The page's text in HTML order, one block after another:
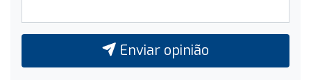
Enviar opinião